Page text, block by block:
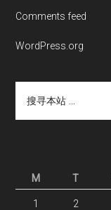
Comments feed
WordPress.org
本
M
T
1 2